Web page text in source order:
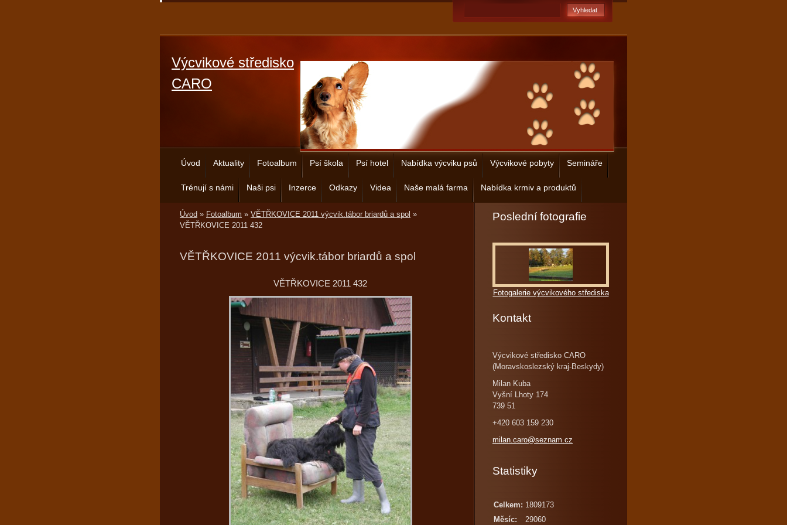
Výcvikové středisko
CARO
Úvod Aktuality Fotoalbum Psí škola Psí hotel Nabídka výcviku psů Výcvikové pobyty Semináře
Trénují s námi Naši psi Inzerce Odkazy Videa Naše malá farma Nabídka krmiv a produktů
Úvod » Fotoalbum » VĚTŘKOVICE 2011 výcvik.tábor briardů a spol »
VĚTŘKOVICE 2011 432
VĚTŘKOVICE 2011 výcvik.tábor briardů a spol
VĚTŘKOVICE 2011 432
Poslední fotografie
Fotogalerie výcvikového střediska
Kontakt
Výcvikové středisko CARO
(Moravskoslezský kraj-Beskydy)
Milan Kuba
Vyšní Lhoty 174
739 51
+420 603 159 230
milan.caro@seznam.cz
Statistiky
Celkem: 1809173
Měsíc:
29060